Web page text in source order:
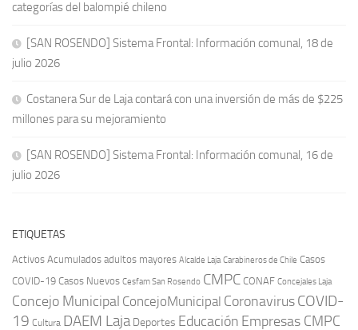
categorías del balompié chileno
[SAN ROSENDO] Sistema Frontal: Información comunal, 18 de
julio 2026
Costanera Sur de Laja contará con una inversión de más de $225
millones para su mejoramiento
[SAN ROSENDO] Sistema Frontal: Información comunal, 16 de
julio 2026
ETIQUETAS
Activos Acumulados adultos mayores Alcalde Laja Carabineros de Chile Casos
COVID-19 Casos Nuevos Cesfam San Rosendo CMPC CONAF Concejales Laja
Concejo Municipal ConcejoMunicipal CoronavirusCOVID-
19 Cultura DAEM Laja Deportes Educación Empresas CMPC